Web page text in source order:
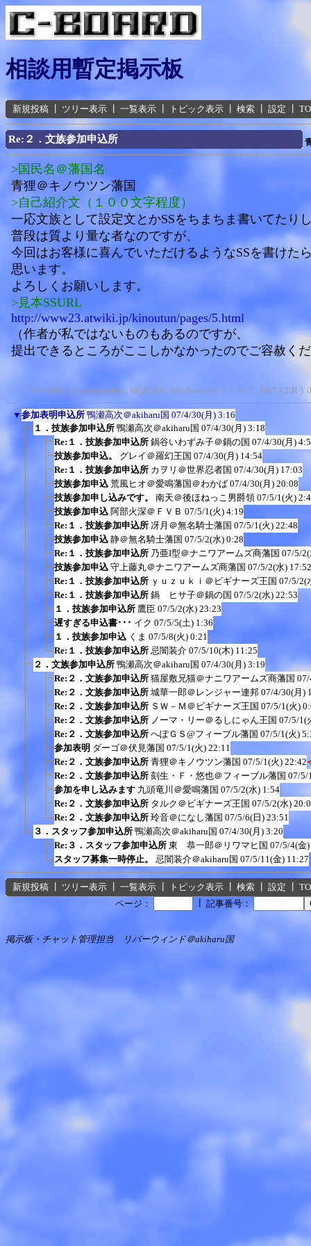
相談用暫定掲示板
新規投稿 ツリー表示 一覧表示 トピック表示 検索 設定
Re:２．文族参加申込所
>国民名＠藩国名
青狸＠キノウツン藩国
>自己紹介文（１００文字程度）
一応文族として設定文とかSSをちまちま書いてたり
普段は質より量な者なのですが、
今回はお客様に喜んでいただけるようなSSを書けた
思います。
よろしくお願いします。
>見本SSURL
http://www23.atwiki.jp/kinoutun/pages/5.html
（作者が私ではないものもあるのですが、
提出できるところがここしかなかったのでご容赦く
<Mozilla/4.0 (compatible; MSIE 6.0; Windows NT 5.1; SV1; .NET CLR
▼ 参加表明申込所 鴨瀬高次＠akiharu国 07/4/30(月) 3:16
１．技族参加申込所 鴨瀬高次＠akiharu国 07/4/30(月) 3:18
Re:１．技族参加申込所 鍋谷いわずみ子＠鍋の国 07/4/30(月)
技族参加申込。 グレイ＠羅幻王国 07/4/30(月) 14:54
Re:１．技族参加申込所 カヲリ＠世界忍者国 07/4/30(月) 17:03
技族参加申込 荒風ヒオ＠愛鳴藩国＠わかば 07/4/30(月) 20:08
技族参加申し込みです。 南天＠後ほねっこ男爵領 07/5/1(火)
技族参加申込 阿部火深＠ＦＶＢ 07/5/1(火) 4:19
Re:１．技族参加申込所 冴月＠無名騎士藩国 07/5/1(火) 22:48
技族参加申込 静＠無名騎士藩国 07/5/2(水) 0:28
Re:１．技族参加申込所 乃亜I型＠ナニワアームズ商藩国 07/5/
技族参加申込 守上藤丸＠ナニワアームズ商藩国 07/5/2(水) 17:52
Re:１．技族参加申込所 ｙｕｚｕｋｉ＠ビギナーズ王国 07/5/2(
Re:１．技族参加申込所 鍋 ヒサ子＠鍋の国 07/5/2(水) 22:53
１．技族参加申込所 鷹臣 07/5/2(水) 23:23
遅すぎる申込書･･･ イク 07/5/5(土) 1:36
１．技族参加申込 くま 07/5/8(火) 0:21
Re:１．技族参加申込所 忌闇装介 07/5/10(木) 11:25
２．文族参加申込所 鴨瀬高次＠akiharu国 07/4/30(月) 3:19
Re:２．文族参加申込所 猫屋敷兄猫＠ナニワアームズ商藩国
Re:２．文族参加申込所 城華一郎＠レンジャー連邦 07/4/30(月)
Re:２．文族参加申込所 ＳＷ－Ｍ＠ビギナーズ王国 07/5/1(火)
Re:２．文族参加申込所 ノーマ・リー＠るしにゃん王国 07/5/1(
Re:２．文族参加申込所 へぽＧＳ@フィーブル藩国 07/5/1(火)
参加表明 ダーゴ＠伏見藩国 07/5/1(火) 22:11
Re:２．文族参加申込所 青狸＠キノウツン藩国 07/5/1(火) 22:42
Re:２．文族参加申込所 刻生・Ｆ・悠也＠フィーブル藩国 07/5/
参加を申し込みます 九頭竜川＠愛鳴藩国 07/5/2(水) 1:54
Re:２．文族参加申込所 タルク＠ビギナーズ王国 07/5/2(水)
Re:２．文族参加申込所 玲音＠になし藩国 07/5/6(日) 23:51
３．スタッフ参加申込所 鴨瀬高次＠akiharu国 07/4/30(月) 3:20
Re:３．スタッフ参加申込所 東 恭一郎＠リワマヒ国 07/5/4(金
スタッフ募集一時停止。 忌闇装介＠akiharu国 07/5/11(金) 11:27
新規投稿 ツリー表示 一覧表示 トピック表示 検索 設定
ページ：
記事番号：
掲示板・チャット管理担当 リバーウィンド＠akiharu国